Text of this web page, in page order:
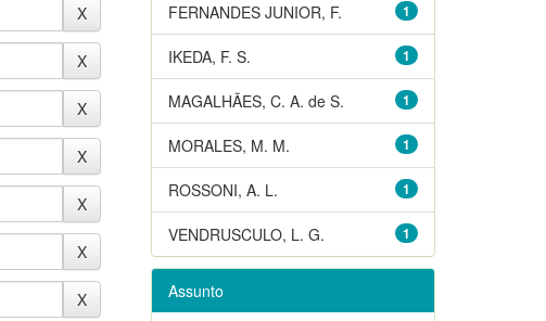
1
FERNANDES JUNIOR, F.
1
IKEDA, F. S.
1
MAGALHÃES, C. A. de S.
1
MORALES, M. M.
1
ROSSONI, A. L.
1
VENDRUSCULO, L. G.
Assunto